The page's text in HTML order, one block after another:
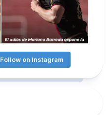
Follow on Instagram